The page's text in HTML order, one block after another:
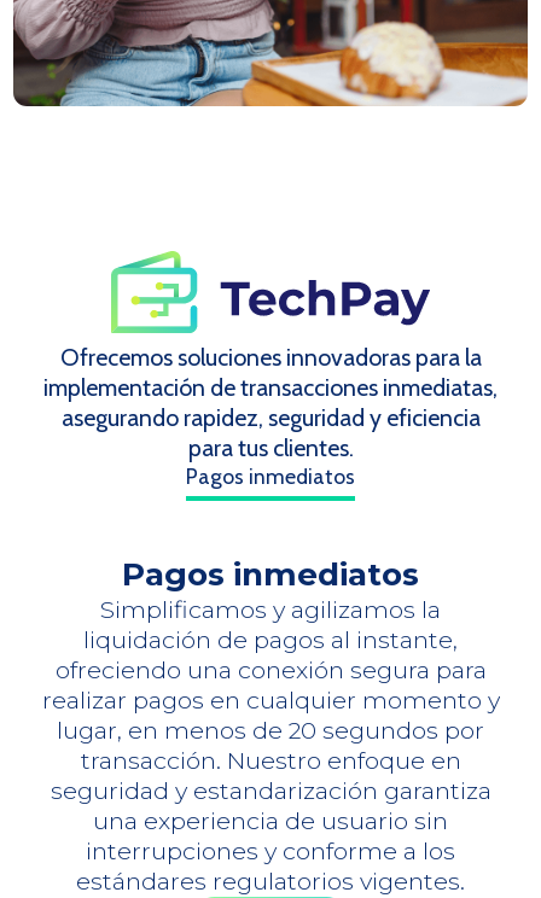
Ofrecemos soluciones innovadoras para la
implementación de transacciones inmediatas,
asegurando rapidez, seguridad y eficiencia
para tus clientes.
Pagos inmediatos
Pagos inmediatos
Simplificamos y agilizamos la
liquidación de pagos al instante,
ofreciendo una conexión segura para
realizar pagos en cualquier momento y
lugar, en menos de 20 segundos por
transacción. Nuestro enfoque en
seguridad y estandarización garantiza
una experiencia de usuario sin
interrupciones y conforme a los
estándares regulatorios vigentes.